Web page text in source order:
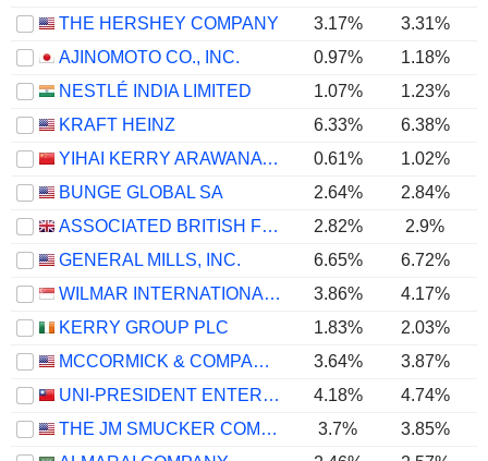
THE HERSHEY COMPANY
3.17% 3.31%
AJINOMOTO CO., INC.
0.97% 1.18%
NESTLÉ INDIA LIMITED
1.07%
1.23%
KRAFT HEINZ
6.33% 6.38%
YIHAI KERRY ARAWANA HOLDINGS CO., LTD
0.61% 1.02%
BUNGE GLOBAL SA
2.64% 2.84%
ASSOCIATED BRITISH FOODS PLC
2.82% 2.9%
GENERAL MILLS, INC.
6.65% 6.72%
WILMAR INTERNATIONAL LIMITED
3.86% 4.17%
KERRY GROUP PLC
1.83% 2.03%
MCCORMICK & COMPANY, INCORPORATED
3.64%
3.87%
UNI-PRESIDENT ENTERPRISES CORP.
4.18% 4.74%
THE JM SMUCKER COMPANY
3.7% 3.85%